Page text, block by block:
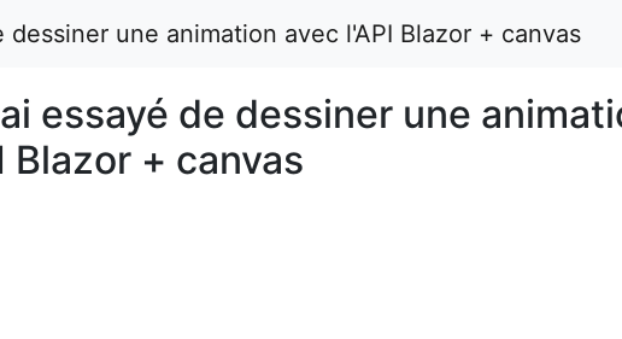
dessiner une animation avec l'API Blazor + canvas
essayé de dessiner une
Blazor + canvas